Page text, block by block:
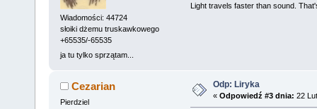
Wiadomości: 44724
słoiki dżemu truskawkowego
+65535/-65535
ja tu tylko sprzątam...
Light travels faster than sound.
Cezarian
Pierdziel
Odp: Liryka
« Odpowiedź #3 dnia: 22